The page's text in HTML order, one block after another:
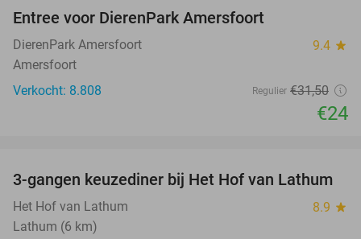
Entree voor DierenPark Amersfoort
DierenPark Amersfoort 9.4 star
Amersfoort
Verkocht: 8.808
Regulier €31,50
€24
42%
3-gangen keuzediner bij Het Hof van Lathum
Het Hof van Lathum 8.9 star
Lathum (6 km)